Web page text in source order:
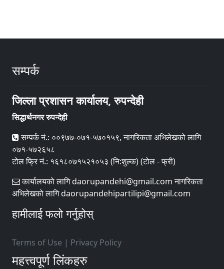
सम्पर्क
जिल्ला प्रशासन कार्यालय, रुपन्देही
सिद्धार्थनगर रुपन्देही
सम्पर्क नं.: ००९७७-०७१-५७०१५९, नागरिकता अभिलेखको लागि
०७१-५७२६५८
टोल फ्रि नं.: १६१८०७१५२१०५३ (नि:शुल्क) (टोल - फ्री)
कार्यालयको लागि daorupandehi@gmail.com नागरिकता
अभिलेखको लागि daorupandehipartilipi@gmail.com
हामीलाई फलो गर्नुहोस्
Terms of Use | Privacy Policy
महत्त्वपूर्ण लिंकहरु